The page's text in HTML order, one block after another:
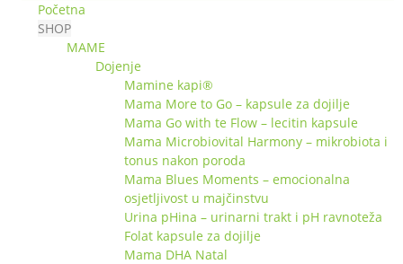
Početna
SHOP
MAME
Dojenje
Mamine kapi®
Mama More to Go – kapsule za dojilje
Mama Go with te Flow – lecitin kapsule
Mama Microbiovital Harmony – mikrobiota i
tonus nakon poroda
Mama Blues Moments – emocionalna
osjetljivost u majčinstvu
Urina pHina – urinarni trakt i pH ravnoteža
Folat kapsule za dojilje
Mama DHA Natal